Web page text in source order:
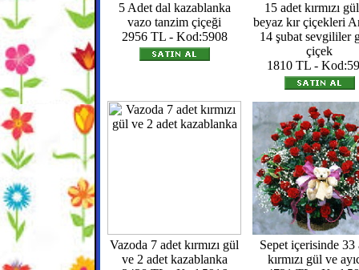
5 Adet dal kazablanka
vazo tanzim çiçeği
2956 TL - Kod:5908
15 adet kırmızı
beyaz kır çiçekleri
14 şubat sevgililer
çiçek
1810 TL -
Vazoda 7 adet kırmızı gül
ve 2 adet kazablanka
Sepet içerisinde 33
kırmızı gül ve